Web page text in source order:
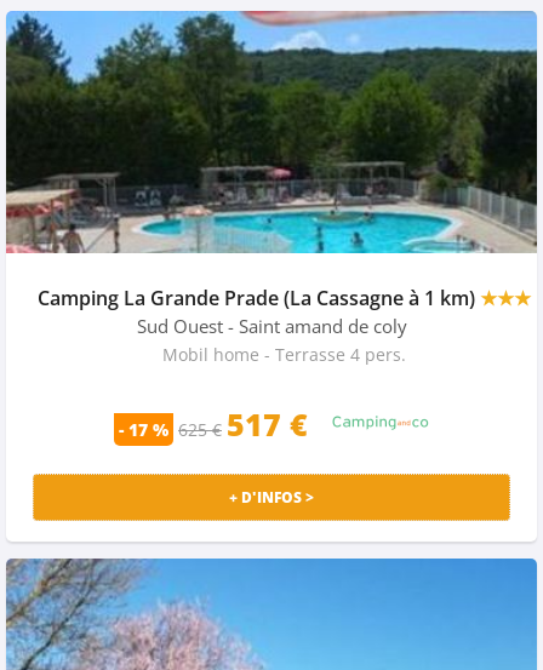
Camping La Grande Prade (La Cassagne à 1 km)★★★
Sud Ouest - Saint amand de coly
Mobil home - Terrasse 4 pers.
- 17 % 625 € 517 €
+ D'INFOS >